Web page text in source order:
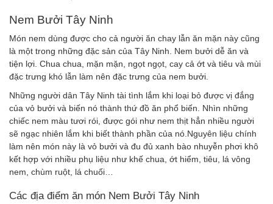
Nem Bưởi Tây Ninh
Món nem dùng được cho cả người ăn chay lẫn ăn mặn này cũng
là một trong những đặc sản của Tây Ninh. Nem bưởi dễ ăn và
tiện lợi. Chua chua, mặn mặn, ngọt ngọt, cay cả ớt và tiêu và mùi
đặc trưng khó lẫn làm nên đặc trưng của nem bưởi.
Những người dân Tây Ninh tài tình lắm khi loại bỏ được vị đắng
của vỏ bưởi và biến nó thành thứ đồ ăn phổ biến. Nhìn những
chiếc nem màu tươi rói, được gói như nem thịt hẳn nhiều người
sẽ ngạc nhiên lắm khi biết thành phần của nó.Nguyên liệu chính
làm nên món này là vỏ bưởi và đu đủ xanh bào nhuyễn phơi khô
kết hợp với nhiều phụ liệu như khế chua, ớt hiểm, tiêu, lá vông
nem, chùm ruột, lá chuối…
Các địa điểm ăn món Nem Bưởi Tây Ninh